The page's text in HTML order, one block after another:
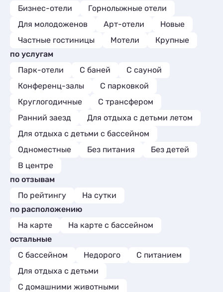
Бизнес-отели
Горнолыжные отели
Для молодоженов
Арт-отели
Новые
Частные гостиницы
Мотели
Крупные
по услугам
Парк-отели
С баней
С сауной
Конференц-залы
С парковкой
Круглогодичные
С трансфером
Ранний заезд
Для отдыха с детьми летом
Для отдыха с детьми с бассейном
Одноместные
Без питания
Без детей
В центре
по отзывам
По рейтингу
На сутки
по расположению
На карте
На карте с бассейном
остальные
С бассейном
Недорого
С питанием
Для отдыха с детьми
С домашними животными